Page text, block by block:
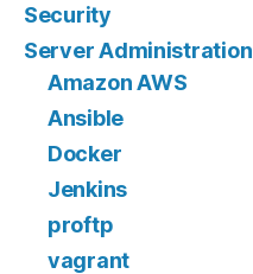
Security
Server Administration
Amazon AWS
Ansible
Docker
Jenkins
proftp
vagrant